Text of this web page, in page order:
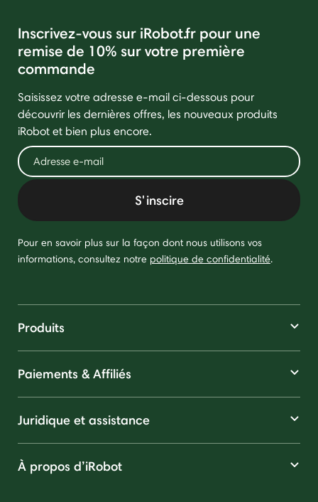
Inscrivez-vous sur iRobot.fr pour une
remise de 10% sur votre première
commande
Saisissez votre adresse e-mail ci-dessous pour
découvrir les dernières offres, les nouveaux produits
iRobot et bien plus encore.
S'inscire
Pour en savoir plus sur la façon dont nous utilisons vos
informations, consultez notre politique de confidentialité.
Produits
Paiements & Affiliés
Juridique et assistance
À propos d’iRobot